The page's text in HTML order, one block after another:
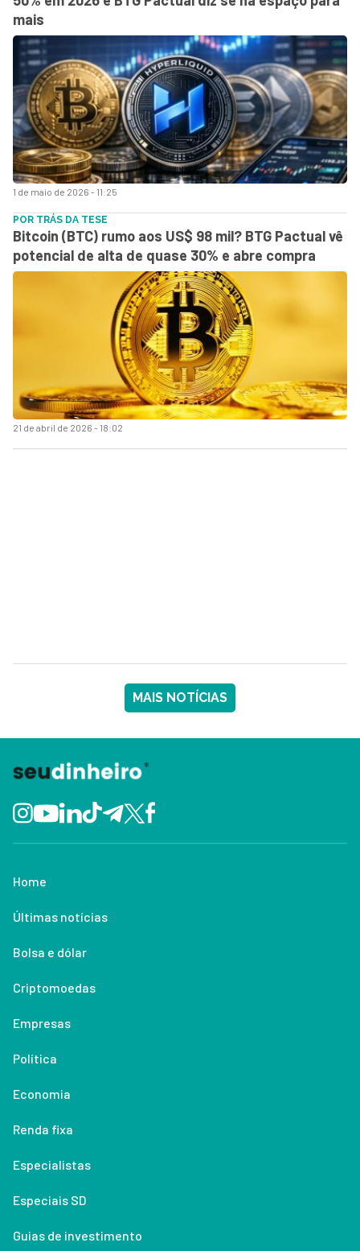
1 de maio de 2026 - 11:25
mais
21 de abril de 2026 - 18:02
POR TRÁS DA TESE
Bitcoin (BTC) rumo aos US$ 98 mil? BTG Pactual vê
potencial de alta de quase 30% e abre compra
MAIS NOTÍCIAS
Home
Últimas notícias
Bolsa e dólar
Criptomoedas
Empresas
Política
Economia
Renda fixa
Especialistas
Especiais SD
Guias de investimento